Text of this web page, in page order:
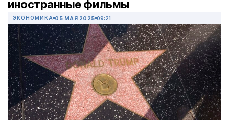
иностранные фильмы
ЭКОНОМИКА 05 МАЯ 2025 09:21